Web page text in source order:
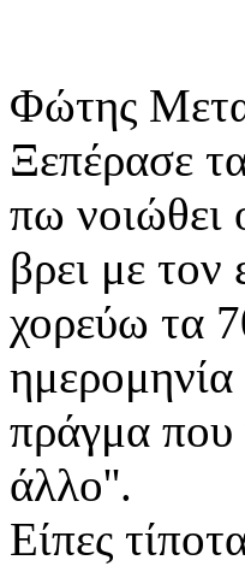
Φώτης
Ξεπέρασε
πω νοιώθει
βρει με τον
χορεύω τα
πράγμα που
άλλο''.
Είπες